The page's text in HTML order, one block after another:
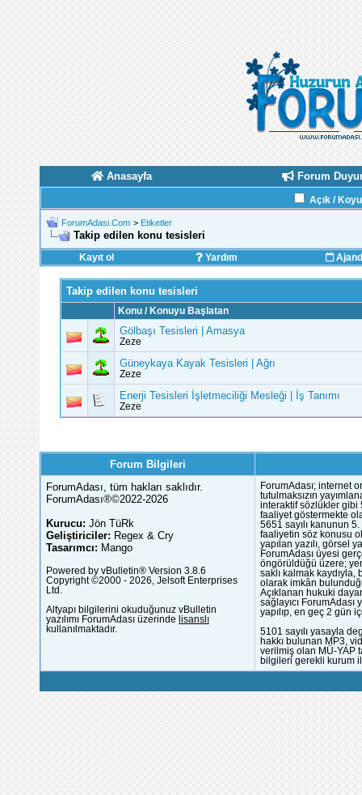
Anasayfa Forum
Açık /
ForumAdasi.Com > Etiketler
Takip edilen konu tesisleri
Kayıt ol Yardım
Takip edilen konu tesisleri
Konu / Konuyu Başlatan
Gölbaşı Tesisleri | Amasya
Zeze
Güneykaya Kayak Tesisleri | Ağrı
Zeze
Enerji Tesisleri İşletmeciliği Mesleği | İş Tanımı
Zeze
Forum Bilgileri
ForumAdası, tüm hakları saklıdır.
ForumAdası®©2022-2026
Kurucu: Jön TüRk
Geliştiriciler: Regex & Cry
Tasarımcı: Mango
Powered by vBulletin® Version 3.8.6
Copyright ©2000 - 2026, Jelsoft Enterprises
Ltd.
Altyapı bilgilerini okuduğunuz vBulletin
yazılımı ForumAdası üzerinde lisanslı
kullanılmaktadır.
ForumAdası; internet
tutulmaksızın
interaktif sözlükler gibi
faaliyet göstermekte
5651 sayılı kanunun
faaliyetin söz konusu
yapılan yazılı, görsel
ForumAdası üyesi
öngörüldüğü üzere;
saklı kalmak
olarak imkân
Açıklanan hukuki
sağlayıcı
yapılıp, en geç 2 gün
5101 sayılı yasayla
hakkı bulunan MP3,
verilmiş olan MÜ-YAP
bilgileri gerekli kurum